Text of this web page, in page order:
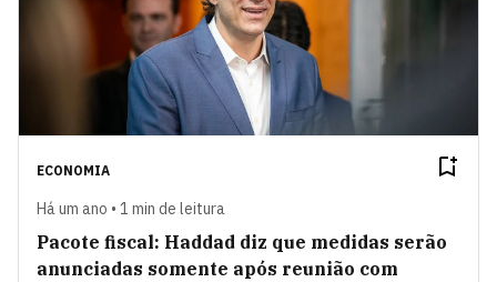
ECONOMIA
Há um ano • 1 min de leitura
Pacote fiscal: Haddad diz que medidas serão
anunciadas somente após reunião com